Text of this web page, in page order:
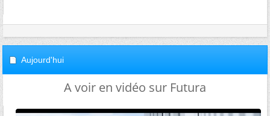
Aujourd'hui
A voir en vidéo sur Futura